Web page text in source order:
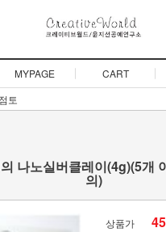
MYPAGE CART
토
나노실버클레이(4g)(5개
의)
상품가